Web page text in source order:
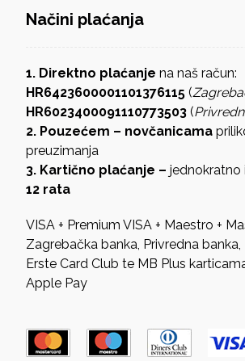
Načini plaćanja
1. Direktno plaćanje na naš račun:
HR6423600001101376115(
HR6023400091110773503(
2. Pouzećem – novčanicama
preuzimanja
3. Kartično plaćanje –jednokratno
12 rata
VISA + Premium VISA + Maestro +
Zagrebačka banka, Privredna banka,
Erste Card Club te MB Plus
Apple Pay